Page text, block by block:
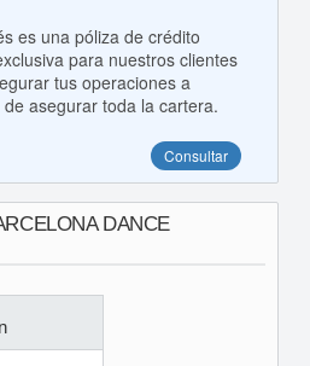
es una póliza de crédito
para nuestros clientes
tus operaciones a
asegurar toda la cartera.
Consultar
DANCE